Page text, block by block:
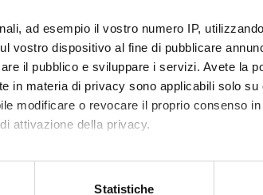
ad esempio il vostro numero IP,
vostro dispositivo al fine di pubblicare
il pubblico e sviluppare i servizi. Avete la
in materia di privacy sono applicabili solo su
modificare o revocare il proprio consenso
attivazione della privacy.
con un'approssimazione di qualche
Statistiche
case studies.
driven methodologies
alternatives prioritization
with structured natural language, with
verification
anticipation